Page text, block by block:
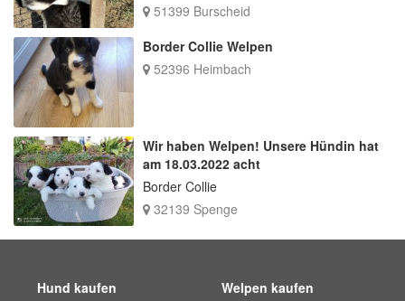
51399 Burscheid
Border Collie Welpen
52396 Heimbach
Wir haben Welpen! Unsere Hündin hat
am 18.03.2022 acht
Border Collie
32139 Spenge
Hund kaufen
Welpen kaufen